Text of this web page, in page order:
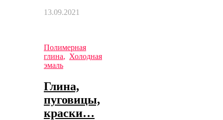
13.09.2021
Полимерная
глина, Холодная
эмаль
Глина,
пуговицы,
краски…